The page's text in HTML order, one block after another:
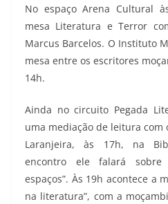
No espaço Arena Cultural
mesa Literatura e Terror
Marcus Barcelos. O Instituto
mesa entre os escritores
14h.
Ainda no circuito Pegada
uma mediação de leitura com
Laranjeira, às 17h, na
encontro ele falará sobre
espaços”. Às 19h acontece a
na literatura”, com a